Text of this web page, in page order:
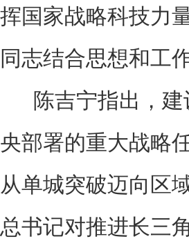
挥国家战略科技力
同志结合思想和工
陈吉宁指出，建
央部署的重大战略
从单城突破迈向区
总书记对推进长三